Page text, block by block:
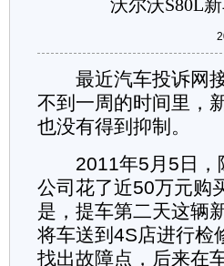
沃尔沃S80L
最近汽车投诉网接
不到一周的时间里，
也没有得到抑制。
2011年5月5日，
公司花了近50万元购
是，提车第二天这辆
将车送到4S店进行检
找出故障点，后来在